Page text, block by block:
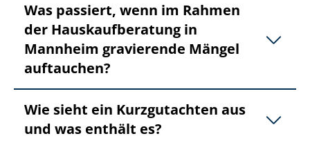
Was passiert, wenn im Rahmen
der Haus­kauf­be­ra­tung in
Mannheim gravierende Mängel
auftauchen?
Wie sieht ein Kurzgutachten aus
und was enthält es?